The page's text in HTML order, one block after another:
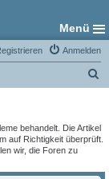
Menü
Anmelden
h
behandelt. Die Artikel
auf Richtigkeit überprüft.
wir, die Foren zu